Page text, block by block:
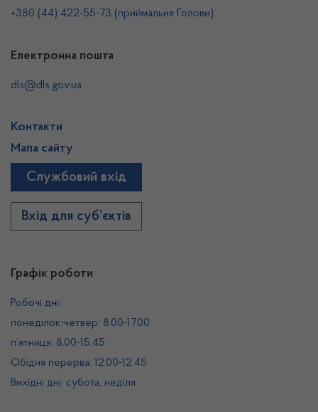
Графік роботи
Робочі дні:
понеділок-четвер: 8.00-17.00
п’ятниця: 8.00-15.45
Обідня перерва: 12.00-12.45
Вихідні дні: субота, неділя
+380 (44) 422-55-73 (приймальня Голови)
Електронна пошта
dls@dls.gov.ua
Контакти
Мапа сайту
Службовий вхід
Вхід для суб’єктів